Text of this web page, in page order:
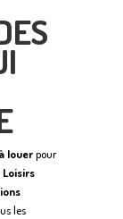
louerpour
Loisirs
les